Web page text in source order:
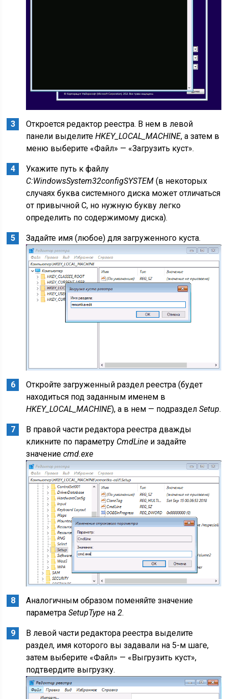
Откроется редактор реестра. В нем в левой
панели выделитеHKEY_LOCAL_MACHINE, а затем в
меню выберите «Файл» — «Загрузить куст».
Укажите путь к файлу
C:WindowsSystem32configSYSTEM (в некоторых
случаях буква системного диска может отличаться
от привычной C, но нужную букву легко
определить по содержимому диска).
Задайте имя (любое) для загруженного куста.
Откройте загруженный раздел реестра (будет
находиться под заданным именем в
HKEY_LOCAL_MACHINE), а в нем — подразделSetup.
В правой части редактора реестра дважды
кликните по параметру CmdLine и задайте
значениеcmd.exe
Аналогичным образом поменяйте значение
параметраSetupType на2.
В левой части редактора реестра выделите
раздел, имя которого вы задавали на 5-м шаге,
затем выберите «Файл» — «Выгрузить куст»,
подтвердите выгрузку.